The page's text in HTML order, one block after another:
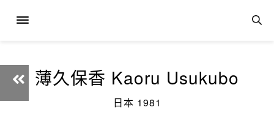
薄久保香 Kaoru Usukubo
日本 1981